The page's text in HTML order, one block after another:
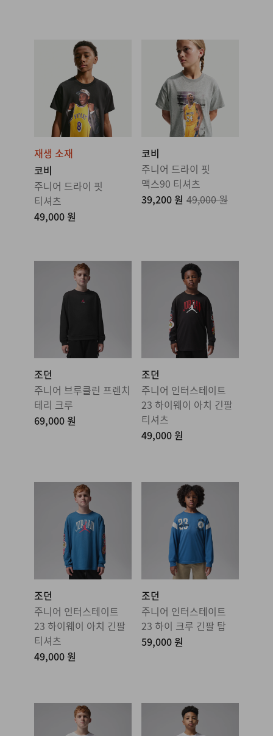
재생 소재
코비
주니어 드라이 핏
티셔츠
49,000 원
코비
주니어 드라이 핏
맥스90 티셔츠
39,200 원 49,000 원
조던
주니어 브루클린 프렌치
테리 크루
69,000 원
조던
주니어 인터스테이트
23 하이웨이 아치 긴팔
티셔츠
49,000 원
조던
주니어 인터스테이트
23 하이웨이 아치 긴팔
티셔츠
49,000 원
조던
주니어 인터스테이트
23 하이 크루 긴팔 탑
59,000 원